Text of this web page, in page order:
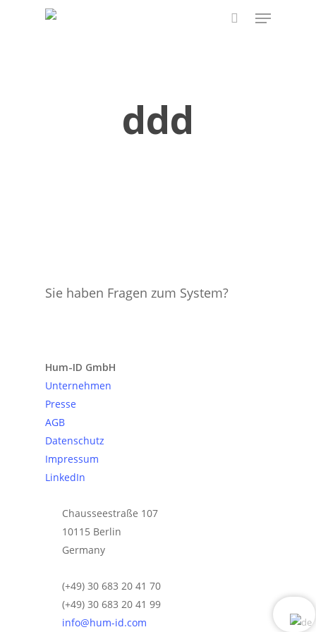
Menu
ddd
Sie haben Fragen zum System?
Hum-ID GmbH
Unternehmen
Presse
AGB
Datenschutz
Impressum
LinkedIn
Chausseestraße 107
10115 Berlin
Germany
(+49) 30 683 20 41 70
(+49) 30 683 20 41 99
info@hum-id.com